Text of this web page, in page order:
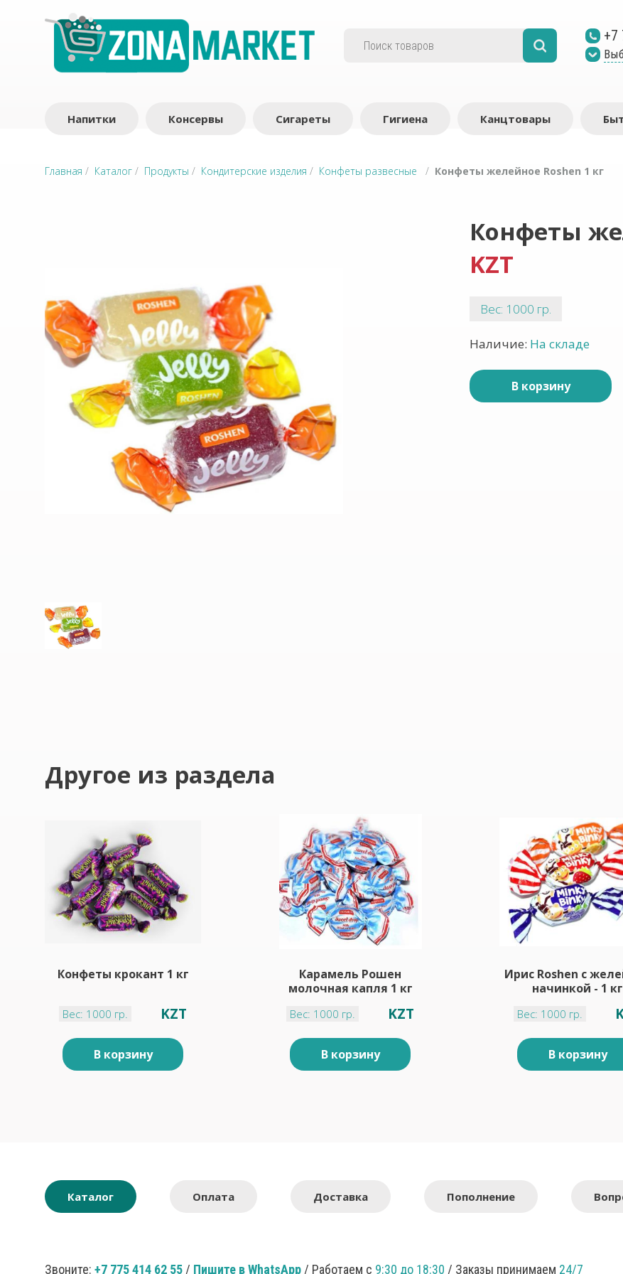
+7
Напитки Консервы Сигареты Гигиена Канцтовары
Главная / Каталог / Продукты / Кондитерские изделия / Конфеты развесные / Конфеты желейное Roshen 1 кг
Конфеты
KZT
Вес: 1000 гр.
Наличие: На складе
В корзину
Другое из раздела
Конфеты крокант 1 кг
Вес: 1000 гр. KZT
В корзину
Карамель Рошен
молочная капля 1 кг
Вес: 1000 гр. KZT
В корзину
Ирис Roshen с
начинкой - 1 кг
Вес: 1000 гр.
В корзину
Каталог Оплата Доставка Пополнение
Звоните: +7 775 414 62 55 / Пишите в WhatsApp / Работаем с 9:30 до 18:30 / Заказы принимаем 24/7